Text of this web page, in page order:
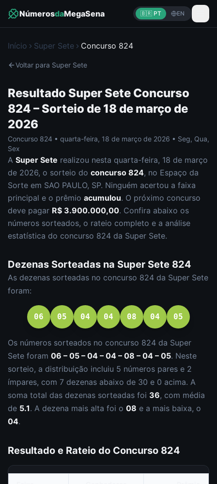
NúmerosdaMegaSena 🇧🇷 PT EN
Início Super Sete Concurso 824
Voltar para Super Sete
Resultado Super Sete Concurso
824 – Sorteio de 18 de março de
2026
Concurso 824 • quarta-feira, 18 de março de 2026 • Seg, Qua,
Sex
A Super Sete realizou nesta quarta-feira, 18 de março
de 2026, o sorteio do concurso 824, no Espaço da
Sorte em SAO PAULO, SP. Ninguém acertou a faixa
principal e o prêmio acumulou. O próximo concurso
deve pagar R$ 3.900.000,00. Confira abaixo os
números sorteados, o rateio completo e a análise
estatística do concurso 824 da Super Sete.
Dezenas Sorteadas na Super Sete 824
As dezenas sorteadas no concurso 824 da Super Sete
foram:
06 05 04 04 08 04 05
Os números sorteados no concurso 824 da Super
Sete foram 06 – 05 – 04 – 04 – 08 – 04 – 05. Neste
sorteio, a distribuição incluiu 5 números pares e 2
ímpares, com 7 dezenas abaixo de 30 e 0 acima. A
soma total das dezenas sorteadas foi 36, com média
de 5.1. A dezena mais alta foi o 08 e a mais baixa, o
04.
Resultado e Rateio do Concurso 824